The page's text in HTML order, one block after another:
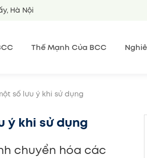
Hà Nội
Thế Mạnh Của BCC
số lưu ý khi sử dụng
ý khi sử dụng
chuyển hóa các